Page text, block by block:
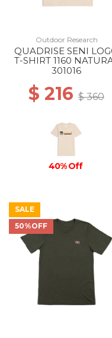
Outdoor Research
QUADRISE SENI
T-SHIRT 1160
301016
$ 216 $ 360
40% Off
SALE
50%OFF